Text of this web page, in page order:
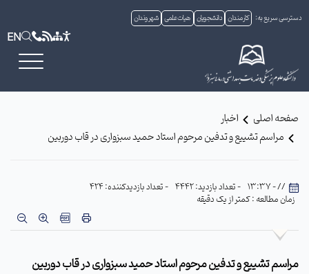
دسترسی سریع به: کارمندان دانشجویان هیات علمی شهروندان
EN
صفحه اصلی
اخبار
مراسم تشییع و تدفین مرحوم استاد حمید سبزواری در قاب دوربین
// - 13:37 - تعداد بازدید: 4442
- تعداد بازدیدکننده: 424
زمان مطالعه : کمتر از یک دقیقه
مراسم تشییع و تدفین مرحوم استاد حمید سبزواری در قاب دوربین